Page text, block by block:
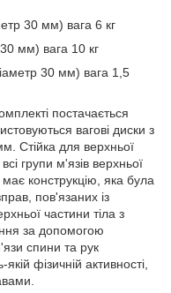
30 мм) вага 6 кг
мм) вага 10 кг
30 мм) вага 1,5
постачається
вагові диски з
Стійка для верхньої
групи м'язів верхньої
конструкцію, яка була
пов'язаних із
частини тіла з
за допомогою
спини та рук
фізичній активності,